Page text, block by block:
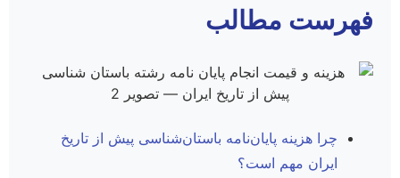
فهرست مطالب
چرا هزینه پایان‌نامه باستان‌شناسی پیش از تاریخ
ایران مهم است؟